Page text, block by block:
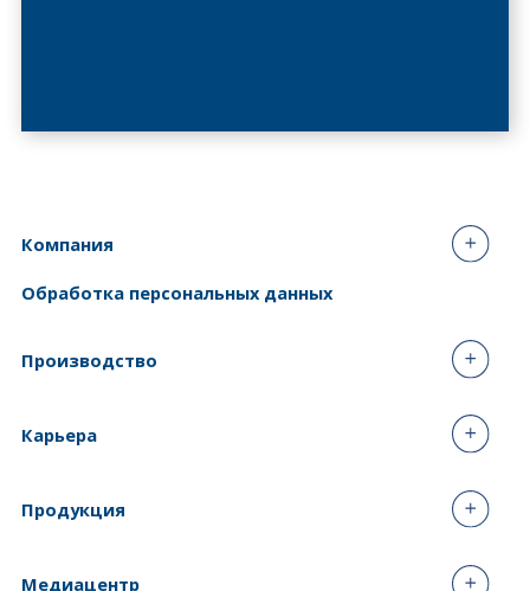
Компания
Обработка персональных данных
Производство
Карьера
Продукция
Медиацентр